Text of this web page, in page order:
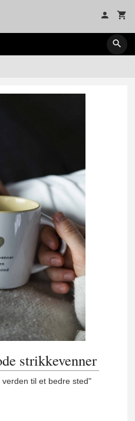
strikkevenner
til et bedre sted"